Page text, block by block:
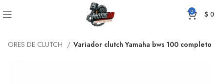
0 $0
DE CLUTCH Variador clutch Yamaha bws 100 completo